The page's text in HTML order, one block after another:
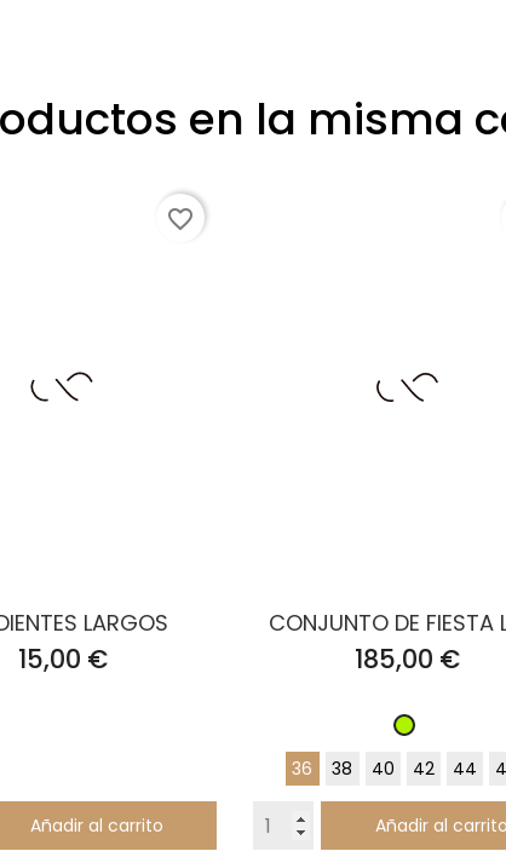
en la misma
LARGOS
Precio
15,00 €
Añadir al carrito
favorite_border
CONJUNTO DE FIESTA
Precio
185,00 €
Lima
36
38 40 42 44
Añadir al carrito